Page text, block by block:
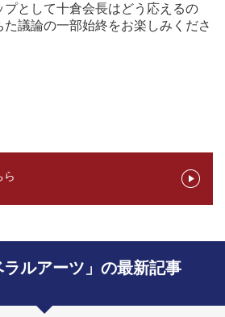
プとして十倉会長はどう応えるの
議論の一部始終をお楽しみくださ
ら
ラルアーツ」の最新記事